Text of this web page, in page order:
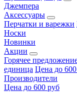
Джемпера
Аксессуары
Перчатки и варежки
Носки
Новинки
Акции
Горячее
единица Цена до
Производители
Цена до 600 руб